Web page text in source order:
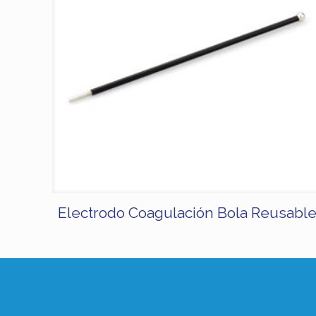
Electrodo Coagulación Bola Reusable